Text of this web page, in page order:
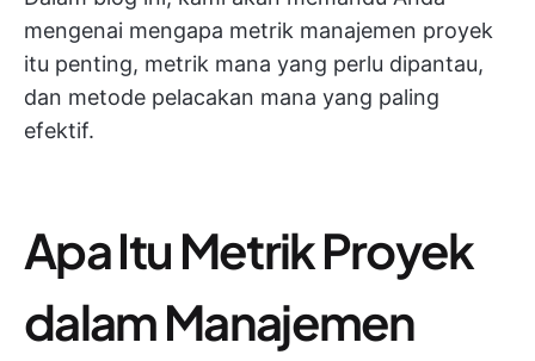
mengenai mengapa metrik manajemen proyek
itu penting, metrik mana yang perlu dipantau,
dan metode pelacakan mana yang paling
efektif.
Apa Itu Metrik Proyek
dalam Manajemen